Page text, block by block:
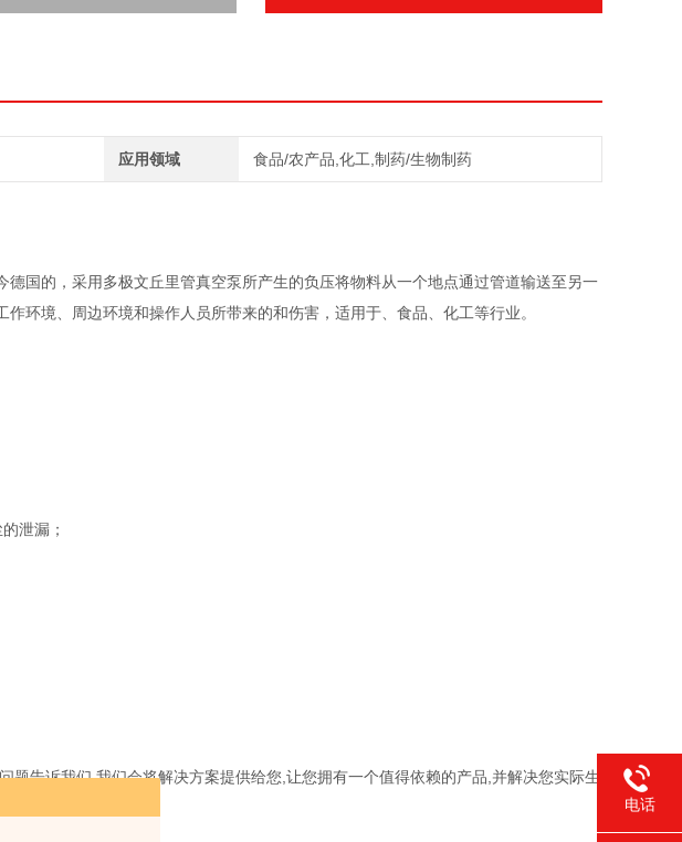
应用领域 食品/农产品,化工,制药/生物制药
德国的，采用多极文丘里管真空泵所产生的负压将物料从一个地点通过管道输送至另一
环境、周边环境和操作人员所带来的和伤害，适用于、食品、化工等行业。
泄漏；
题告诉我们,我们会将解决方案提供给您,让您拥有一个值得依赖的产品,并解决您实际生
电话